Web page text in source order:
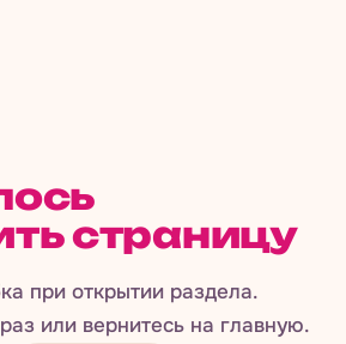
страницу
при открытии раздела.
или вернитесь на главную.